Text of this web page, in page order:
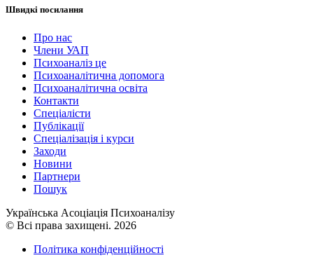
Швидкі посилання
Про нас
Члени УАП
Психоаналіз це
Психоаналітична допомога
Психоаналітична освіта
Контакти
Спеціалісти
Публікації
Cпеціалізація і курси
Заходи
Новини
Партнери
Пошук
Українська Асоціація Психоаналізу
© Всі права захищені. 2026
Політика конфіденційності